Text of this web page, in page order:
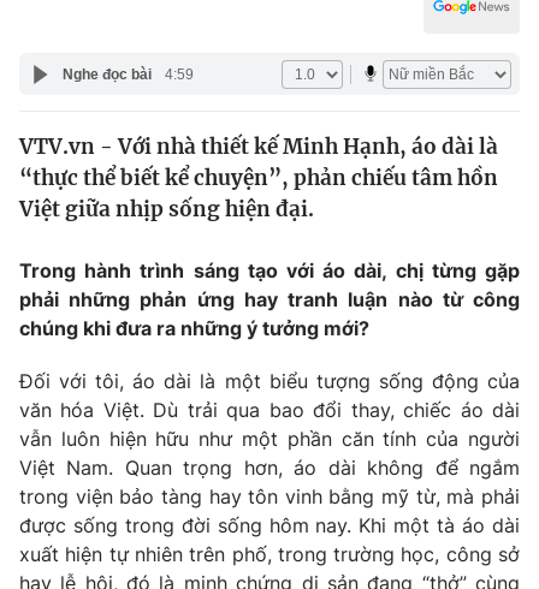
Y tế
Thế giới
Tin tức
Câu chuyện quốc tế
Kinh tế
Tài chính
Thị trường
Góc doanh nghiệp
Dữ liệu và đời sống
Phim VTV
Hậu trường
Nhân vật
Khán giả
Giải trí
Điện ảnh
Âm nhạc
Sao
Đời sống
Du lịch
Giáo dục
Nghe đọc bài 4:59
VTV.vn - Với nhà thiết kế Minh Hạnh, áo dài là
“thực thể biết kể chuyện”, phản chiếu tâm hồn
Việt giữa nhịp sống hiện đại.
Trong hành trình sáng tạo với áo dài, chị từng gặp
phải những phản ứng hay tranh luận nào từ công
chúng khi đưa ra những ý tưởng mới?
Đối với tôi, áo dài là một biểu tượng sống động của
văn hóa Việt. Dù trải qua bao đổi thay, chiếc áo dài
vẫn luôn hiện hữu như một phần căn tính của người
Việt Nam. Quan trọng hơn, áo dài không để ngắm
trong viện bảo tàng hay tôn vinh bằng mỹ từ, mà phải
được sống trong đời sống hôm nay. Khi một tà áo dài
xuất hiện tự nhiên trên phố, trong trường học, công sở
hay lễ hội, đó là minh chứng di sản đang “thở” cùng